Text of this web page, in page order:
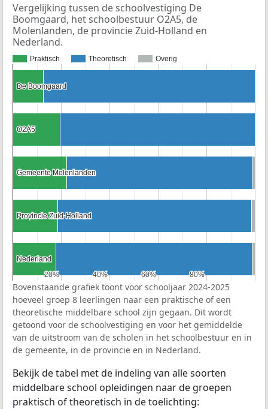
Vergelijking tussen de schoolvestiging De
Boomgaard, het schoolbestuur O2A5, de
Molenlanden, de provincie Zuid-Holland en
Nederland.
Praktisch Theoretisch Overig
20%
20% 40%
40% 60%
60% 80%
80%
De Boomgaard
De Boomgaard
O2A5
O2A5
Gemeente Molenlanden
Gemeente Molenlanden
Provincie Zuid-Holland
Provincie Zuid-Holland
Nederland
Nederland
Bovenstaande grafiek toont voor schooljaar 2024-2025
hoeveel groep 8 leerlingen naar een praktische of een
theoretische middelbare school zijn gegaan. Dit wordt
getoond voor de schoolvestiging en voor het gemiddelde
van de uitstroom van de scholen in het schoolbestuur en in
de gemeente, in de provincie en in Nederland.
Bekijk de tabel met de indeling van alle soorten
middelbare school opleidingen naar de groepen
praktisch of theoretisch in de toelichting: